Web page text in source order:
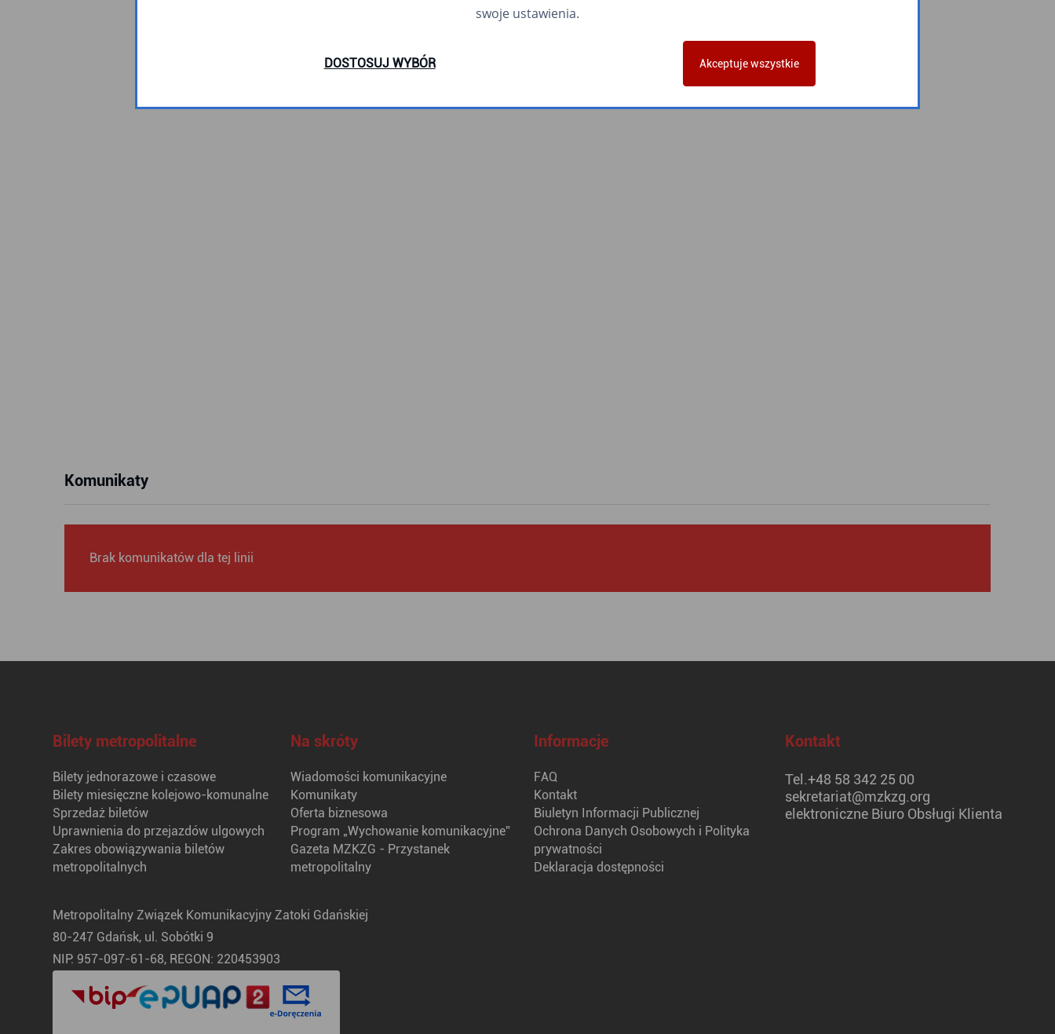
Komunikaty
Brak komunikatów dla tej linii
Bilety metropolitalne
Bilety jednorazowe i czasowe
Bilety miesięczne kolejowo-komunalne
Sprzedaż biletów
Uprawnienia do przejazdów ulgowych
Zakres obowiązywania biletów
metropolitalnych
Na skróty
Wiadomości komunikacyjne
Komunikaty
Oferta biznesowa
Program „Wychowanie komunikacyjne”
Gazeta MZKZG - Przystanek
metropolitalny
Informacje
FAQ
Kontakt
Biuletyn Informacji Publicznej
Ochrona Danych Osobowych i Polityka
prywatności
Deklaracja dostępności
Kontakt
Tel.+48 58 342 25 00
sekretariat@mzkzg.org
elektroniczne Biuro Obsługi Klienta
Metropolitalny Związek Komunikacyjny Zatoki Gdańskiej
80-247 Gdańsk, ul. Sobótki 9
NIP: 957-097-61-68, REGON: 220453903
swoje ustawienia.
DOSTOSUJ WYBÓR Akceptuje wszystkie